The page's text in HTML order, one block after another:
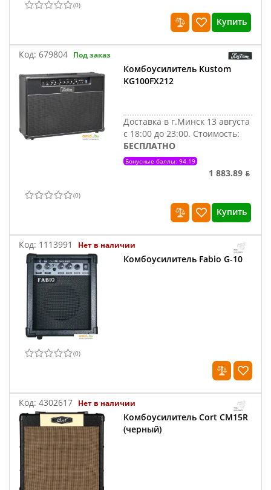
(0)
Купить
Код: 679804 Под заказ
Комбоусилитель Kustom
KG100FX212
Доставка в г.Минск 13 августа
с 18:00 до 23:00. Стоимость:
БЕСПЛАТНО
Бонусные баллы: 94.19
1 883.89 ƃ
(0)
Купить
Код: 1113991 Нет в наличии
Комбоусилитель Fabio G-10
(0)
Код: 4302617 Нет в наличии
Комбоусилитель Cort CM15R
(черный)